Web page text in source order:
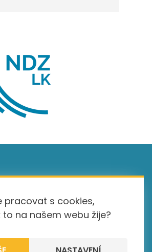
pracovat s cookies,
na našem webu žije?
pro práci s EDULK
o přístupnosti
o souborech cookie